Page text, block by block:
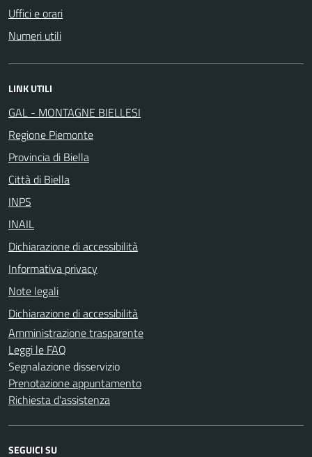
Uffici e orari
Numeri utili
LINK UTILI
GAL - MONTAGNE BIELLESI
Regione Piemonte
Provincia di Biella
Città di Biella
INPS
INAIL
Dichiarazione di accessibilità
Informativa privacy
Note legali
Dichiarazione di accessibilità
Amministrazione trasparente
Leggi le FAQ
Segnalazione disservizio
Prenotazione appuntamento
Richiesta d'assistenza
SEGUICI SU